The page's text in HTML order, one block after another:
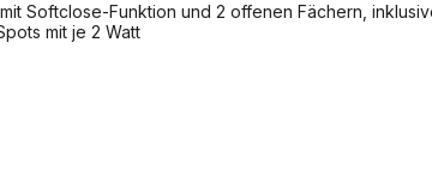
Softclose-Funktion und 2 offenen Fächern,
mit je 2 Watt